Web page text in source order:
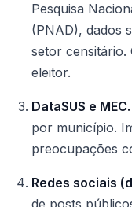
Pesquisa
(PNAD), dados
setor censitário.
eleitor.
DataSUS e MEC.
por município.
preocupações
Redes sociais
de posts